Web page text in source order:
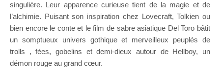
singulière. Leur apparence curieuse tient de la magie et de
l’alchimie. Puisant son inspiration chez Lovecraft, Tolkien ou
bien encore le conte et le film de sabre asiatique Del Toro bâtit
un somptueux univers gothique et merveilleux peuplés de
trolls , fées, gobelins et demi-dieux autour de Hellboy, un
démon rouge au grand cœur.